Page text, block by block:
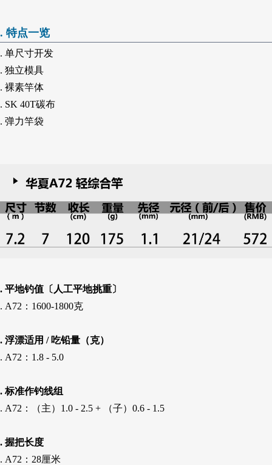
. 特点一览
. 单尺寸开发
. 独立模具
. 裸素竿体
. SK 40T碳布
. 弹力竿袋
. 平地钓值〔人工平地挑重〕
. A72：1600-1800克
. 浮漂适用 / 吃铅量（克）
. A72：1.8 - 5.0
. 标准作钓线组
. A72：（主）1.0 - 2.5 + （子）0.6 - 1.5
. 握把长度
. A72：28厘米